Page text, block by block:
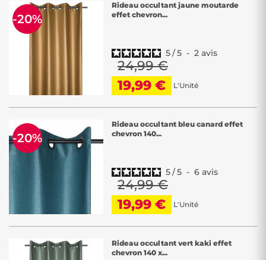
Rideau occultant jaune moutarde
effet chevron...
5/5 - 2 avis
24,99 €
19,99 €
L'Unité
-20%
Rideau occultant bleu canard effet
chevron 140...
5/5 - 6 avis
24,99 €
19,99 €
L'Unité
-20%
Rideau occultant vert kaki effet
chevron 140 x...